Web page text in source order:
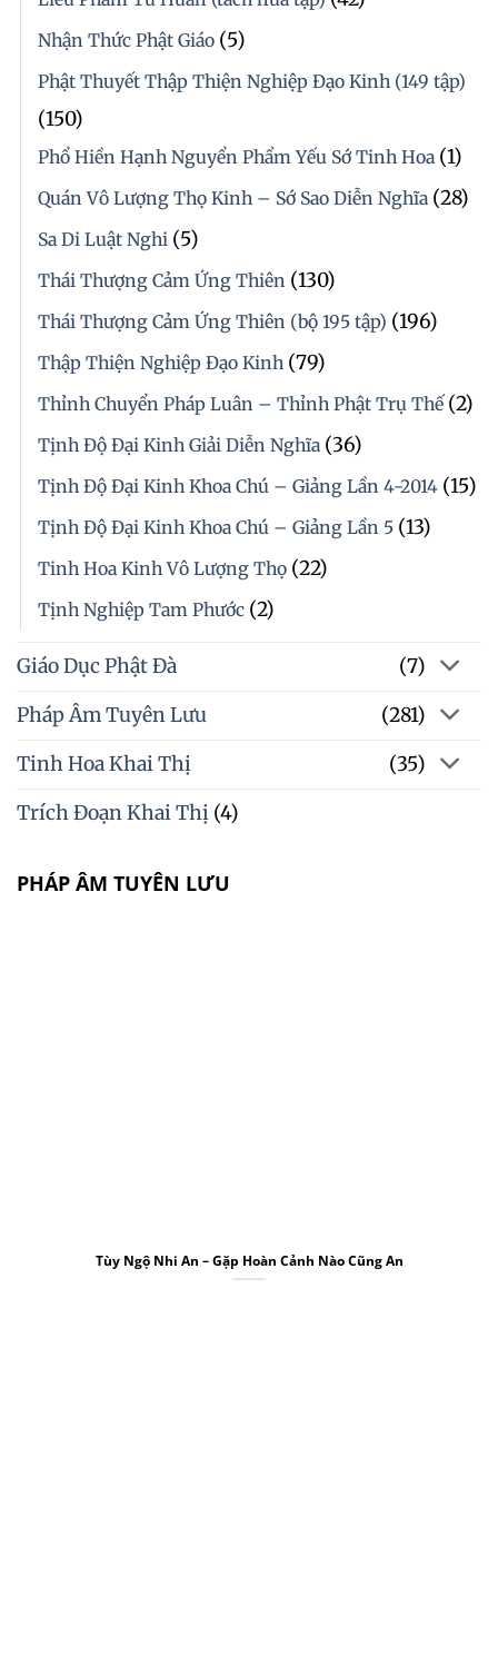
Nhận Thức Phật Giáo (5)
Phật Thuyết Thập Thiện Nghiệp Đạo Kinh (149 tập)
(150)
Phổ Hiền Hạnh Nguyển Phẩm Yếu Sớ Tinh Hoa (1)
Quán Vô Lượng Thọ Kinh – Sớ Sao Diễn Nghĩa (28)
Sa Di Luật Nghi (5)
Thái Thượng Cảm Ứng Thiên (130)
Thái Thượng Cảm Ứng Thiên (bộ 195 tập) (196)
Thập Thiện Nghiệp Đạo Kinh (79)
Thỉnh Chuyển Pháp Luân – Thỉnh Phật Trụ Thế(2)
Tịnh Độ Đại Kinh Giải Diễn Nghĩa (36)
Tịnh Độ Đại Kinh Khoa Chú – Giảng Lần 4-2014 (15)
Tịnh Độ Đại Kinh Khoa Chú – Giảng Lần 5 (13)
Tinh Hoa Kinh Vô Lượng Thọ (22)
Tịnh Nghiệp Tam Phước (2)
Giáo Dục Phật Đà
(7)
Pháp Âm Tuyên Lưu
(281)
Tinh Hoa Khai Thị
(35)
Trích Đoạn Khai Thị (4)
PHÁP ÂM TUYÊN LƯU
Tùy Ngộ Nhi An – Gặp Hoàn Cảnh Nào Cũng An